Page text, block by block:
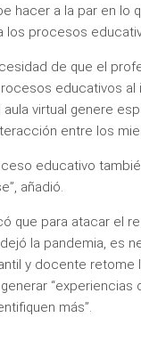
hacer a la par en lo
los procesos
de que el
educativos al
aula virtual genere
entre los
educativo
añadió.
que para atacar el
la pandemia, es
y docente retome
“experiencias
más”.